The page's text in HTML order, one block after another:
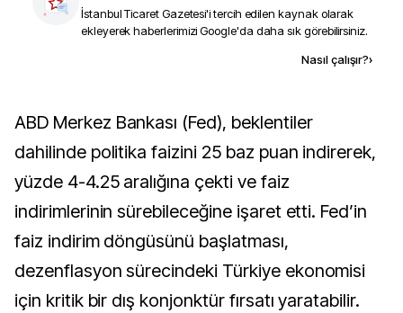
İstanbul Ticaret Gazetesi'i tercih edilen kaynak olarak
ekleyerek haberlerimizi Google'da daha sık görebilirsiniz.
Nasıl çalışır?›
ABD Merkez Bankası (Fed), beklentiler
dahilinde politika faizini 25 baz puan indirerek,
yüzde 4-4.25 aralığına çekti ve faiz
indirimlerinin sürebileceğine işaret etti. Fed’in
faiz indirim döngüsünü başlatması,
dezenflasyon sürecindeki Türkiye ekonomisi
için kritik bir dış konjonktür fırsatı yaratabilir.